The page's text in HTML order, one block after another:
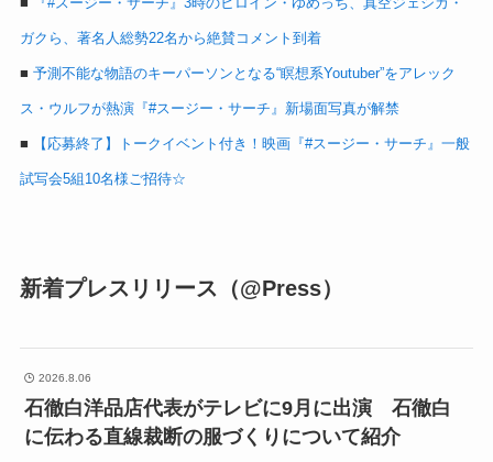
ガクら、著名人総勢22名から絶賛コメント到着
■ 予測不能な物語のキーパーソンとなる“瞑想系Youtuber”をアレック
ス・ウルフが熱演『#スージー・サーチ』新場面写真が解禁
■ 【応募終了】トークイベント付き！映画『#スージー・サーチ』一般
試写会5組10名様ご招待☆
新着プレスリリース（@Press）
2026.8.06
石徹白洋品店代表がテレビに9月に出演 石徹白
に伝わる直線裁断の服づくりについて紹介